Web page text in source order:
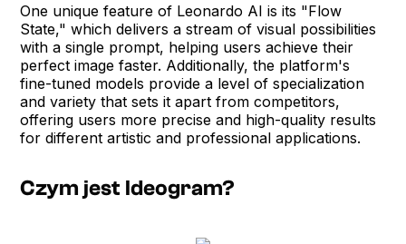
One unique feature of Leonardo AI is its "Flow
State," which delivers a stream of visual possibilities
with a single prompt, helping users achieve their
perfect image faster. Additionally, the platform's
fine-tuned models provide a level of specialization
and variety that sets it apart from competitors,
offering users more precise and high-quality results
for different artistic and professional applications.
Czym jest Ideogram?